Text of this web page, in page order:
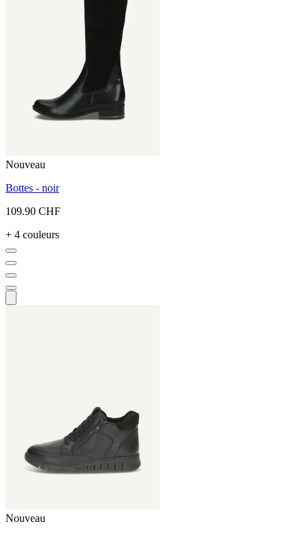
Nouveau
Bottes - noir
109.90 CHF
+ 4 couleurs
Nouveau